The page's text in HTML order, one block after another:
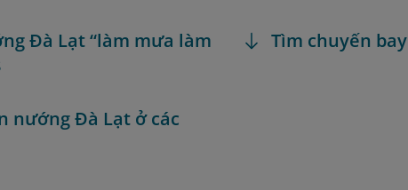
Đà Lạt “làm mưa làm
nướng Đà Lạt ở các
Tìm chuyến bay